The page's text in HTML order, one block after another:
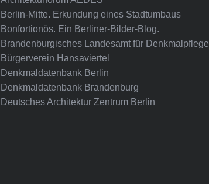
Berlin-Mitte. Erkundung eines Stadtumbaus
Bonfortionös. Ein Berliner-Bilder-Blog.
Brandenburgisches Landesamt für Denkmalpflege
Bürgerverein Hansaviertel
Denkmaldatenbank Berlin
Denkmaldatenbank Brandenburg
Deutsches Architektur Zentrum Berlin